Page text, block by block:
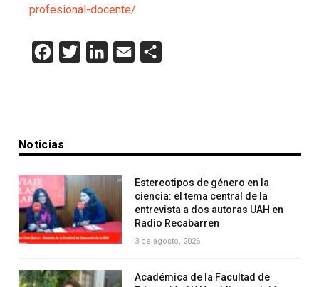
profesional-docente/
Facebook
Twitter LinkedInEmail
Noticias
Estereotipos de género en la
ciencia: el tema central de la
entrevista a dos autoras UAH en
Radio Recabarren
3 de agosto, 2026
Académica de la Facultad de